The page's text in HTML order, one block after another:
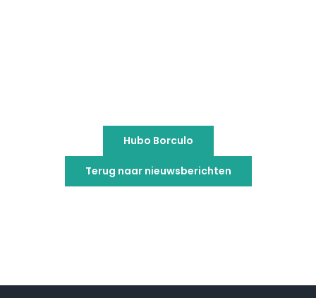
Hubo Borculo
Terug naar nieuwsberichten